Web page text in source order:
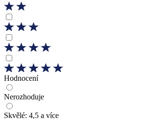
Hodnocení
Nerozhoduje
Skvělé: 4,5 a více